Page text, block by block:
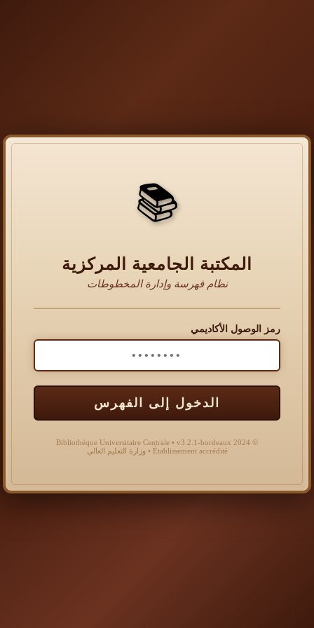
📚
المكتبة الجامعية المركزية
نظام فهرسة وإدارة المخطوطات
رمز الوصول الأكاديمي
الدخول إلى الفهرس
© 2024 Bibliothèque Universitaire Centrale • v3.2.1-bordeaux
Établissement accrédité • وزارة التعليم العالي